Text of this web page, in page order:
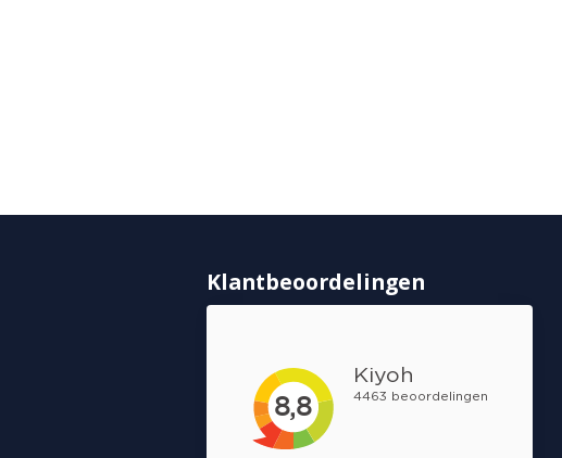
Klantbeoordelingen